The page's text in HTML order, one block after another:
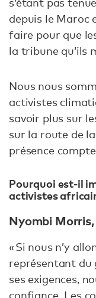
depuis le Maroc
faire pour que
la tribune qu’ils
Nous nous
activistes
savoir plus sur
sur la route de
présence
Pourquoi est-il
activistes
Nyombi
« Si nous n’y
représentant du
ses exigences,
confiance. Les